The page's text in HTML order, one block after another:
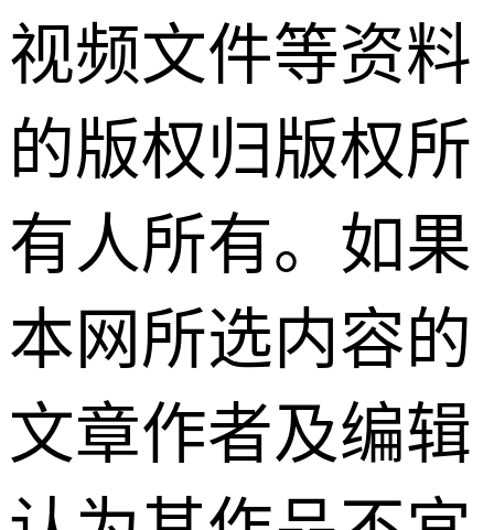
视频文件等资料
的版权归版权所
有人所有。如果
本网所选内容的
文章作者及编辑